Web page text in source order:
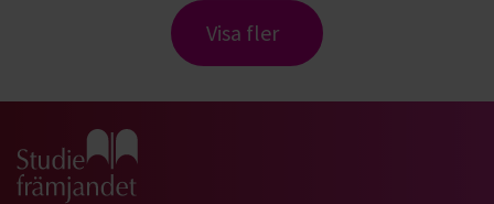
Visa fler
Gå till studiefrämjandets startsida